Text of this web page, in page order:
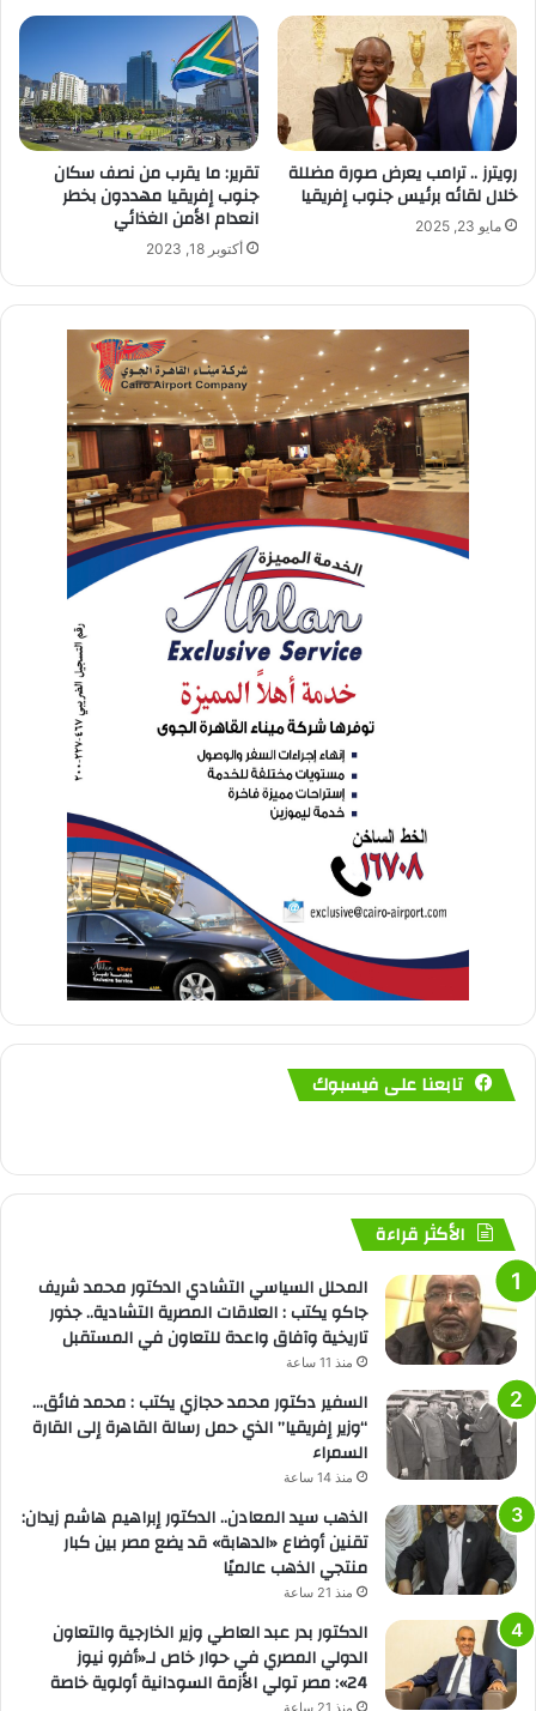
رويترز .. ترامب يعرض صورة مضللة
خلال لقائه برئيس جنوب إفريقيا
مايو 23, 2025
تقرير: ما يقرب من نصف سكان
جنوب إفريقيا مهددون بخطر
انعدام الأمن الغذائي
أكتوبر 18, 2023
تابعنا على فيسبوك
الأكثر قراءة
المحلل السياسي التشادي الدكتور محمد شريف
جاكو يكتب : العلاقات المصرية التشادية.. جذور
تاريخية وآفاق واعدة للتعاون في المستقبل
منذ 11 ساعة
السفير دكتور محمد حجازي يكتب : محمد فائق…
“وزير إفريقيا” الذي حمل رسالة القاهرة إلى القارة
السمراء
منذ 14 ساعة
الذهب سيد المعادن.. الدكتور إبراهيم هاشم زيدان:
تقنين أوضاع «الدهابة» قد يضع مصر بين كبار
منتجي الذهب عالميًا
منذ 21 ساعة
الدكتور بدر عبد العاطي وزير الخارجية والتعاون
الدولي المصري في حوار خاص لـ«أفرو نيوز
24»: مصر تولي الأزمة السودانية أولوية خاصة